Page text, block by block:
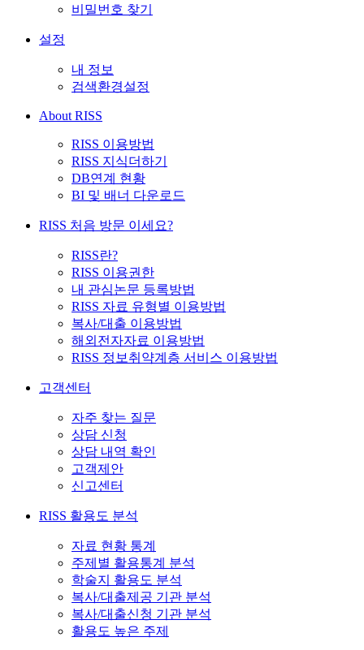
비밀번호 찾기
설정
내 정보
검색환경설정
About RISS
RISS 이용방법
RISS 지식더하기
DB연계 현황
BI 및 배너 다운로드
RISS 처음 방문 이세요?
RISS란?
RISS 이용권한
내 관심논문 등록방법
RISS 자료 유형별 이용방법
복사/대출 이용방법
해외전자자료 이용방법
RISS 정보취약계층 서비스 이용방법
고객센터
자주 찾는 질문
상담 신청
상담 내역 확인
고객제안
신고센터
RISS 활용도 분석
자료 현황 통계
주제별 활용통계 분석
학술지 활용도 분석
복사/대출제공 기관 분석
복사/대출신청 기관 분석
활용도 높은 주제